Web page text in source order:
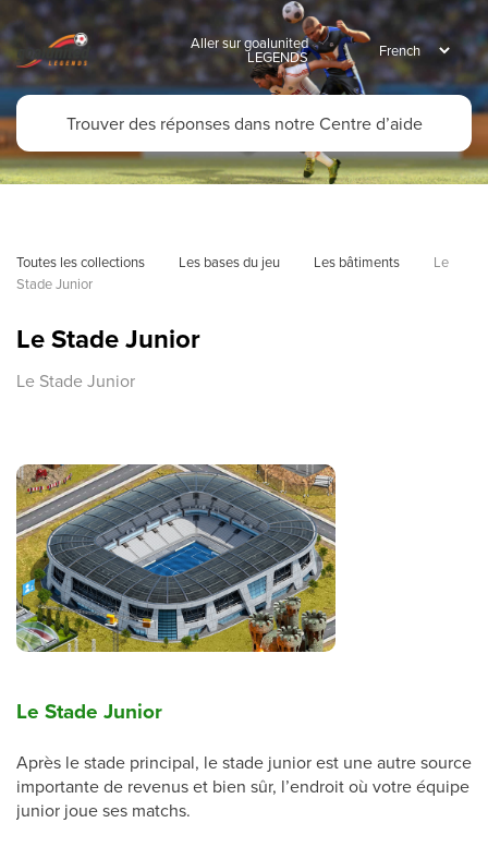
Aller sur goalunited
LEGENDS
Toutes les collections Les bases du jeu Les bâtiments
Le
Stade Junior
Le Stade Junior
Le Stade Junior
Le Stade Junior
Après le stade principal, le stade junior est une autre source
importante de revenus et bien sûr, l’endroit où votre équipe
junior joue ses matchs.